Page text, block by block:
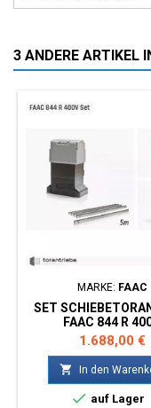
3 ANDERE ARTIKEL
MARKE: FAAC
SET
FAAC 844 R
Preis
1.688,00 €
 In den
 auf Lager